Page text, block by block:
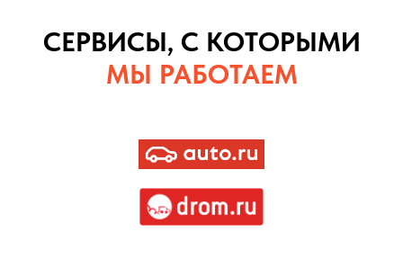
СЕРВИСЫ, С КОТОРЫМИ
МЫ РАБОТАЕМ